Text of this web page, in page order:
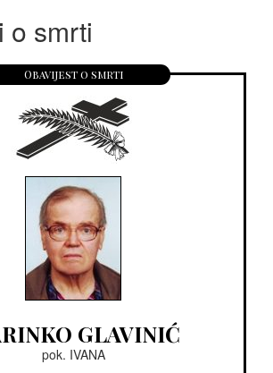
o smrti
Obavijest o smrti
GLAVINIĆ
pok. IVANA